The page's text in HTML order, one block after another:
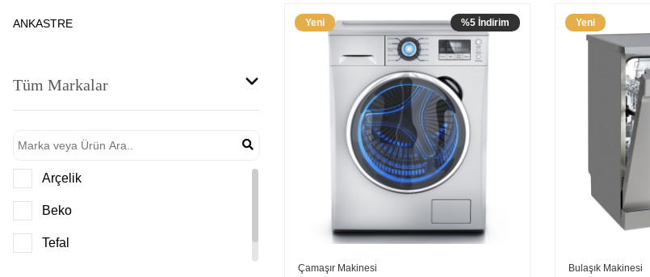
ANKASTRE
Tüm Markalar
Arçelik
Beko
Tefal
%5 İndirim
Yeni
Çamaşır Makinesi
Yeni
Bulaşık Makinesi